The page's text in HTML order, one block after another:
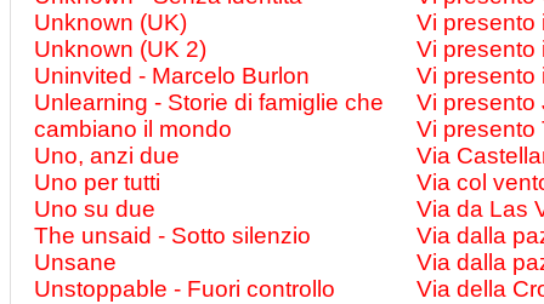
Unknown (UK)
Unknown (UK 2)
Uninvited - Marcelo Burlon
Unlearning - Storie di famiglie che
cambiano il mondo
Uno, anzi due
Uno per tutti
Uno su due
The unsaid - Sotto silenzio
Unsane
Unstoppable - Fuori controllo
Vi presento
Vi presento
Vi presento
Vi presento
Vi presento
Via
Via col
Via da Las
Via dalla
Via dalla
Via della